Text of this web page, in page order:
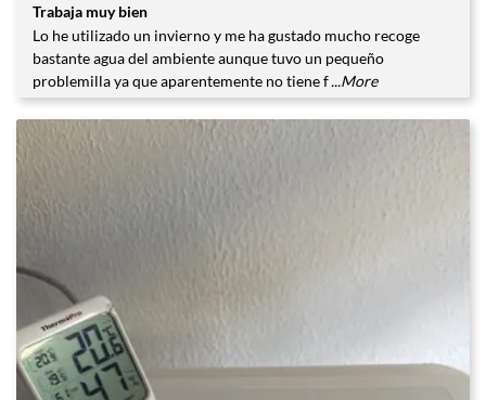
Valorado
con
de
5
Trabaja muy bien
Lo he utilizado un invierno y me ha gustado mucho recoge
bastante agua del ambiente aunque tuvo un pequeño
problemilla ya que aparentemente no tiene f...More